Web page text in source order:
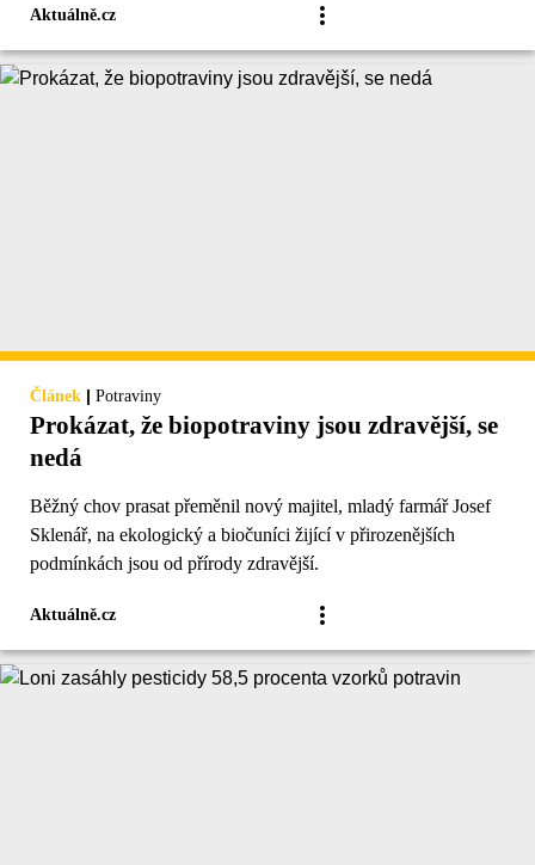
Aktuálně.cz
Článek | Potraviny
Prokázat, že biopotraviny jsou zdravější, se
nedá
Běžný chov prasat přeměnil nový majitel, mladý farmář Josef
Sklenář, na ekologický a biočuníci žijící v přirozenějších
podmínkách jsou od přírody zdravější.
Aktuálně.cz